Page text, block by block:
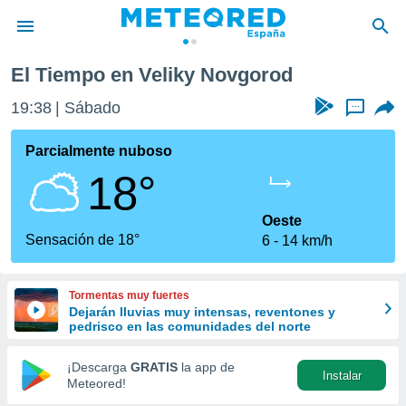
de
por
se
calidad.
a este
las
y
forma
digital
basada
El Tiempo en Veliky Novgorod
19:38 Sábado ...
Parcialmente nuboso
18°
Sensación de 18°
Oeste
6
14 km/h
Tormentas muy fuertes
Dejarán lluvias muy intensas, reventones y
pedrisco en las comunidades del norte
¡Descarga GRATIS la app de
Meteored!
Instalar